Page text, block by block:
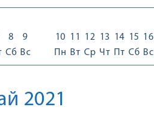
8
Сб
9
Вс
10
Пн
11
Вт
12
Ср
13
Чт
14
Пт
15
Сб
16
Вс
2021